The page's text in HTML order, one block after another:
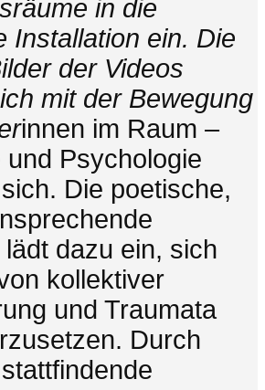
in die
Installation ein. Die
der Videos
mit der Bewegung
innen im Raum –
Psychologie
Die poetische,
dazu ein, sich
kollektiver
und Traumata
Durch